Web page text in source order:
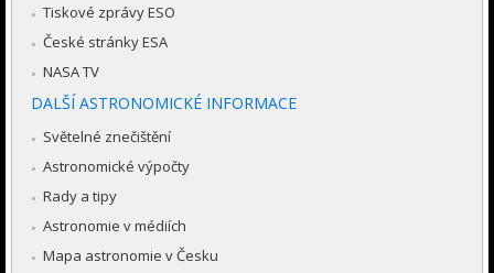
Tiskové zprávy ESO
České stránky ESA
NASA TV
DALŠÍ ASTRONOMICKÉ INFORMACE
Světelné znečištění
Astronomické výpočty
Rady a tipy
Astronomie v médiích
Mapa astronomie v Česku